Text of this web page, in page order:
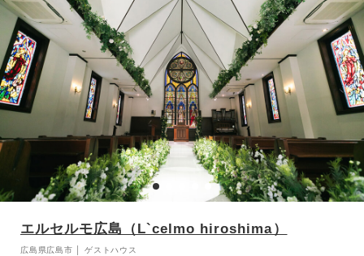
エルセルモ広島（L`celmo hiroshima）
広島県広島市 │ ゲストハウス